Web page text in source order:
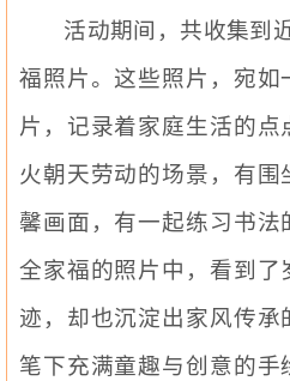
活动期间，共收集到
福照片。这些照片，宛如
片，记录着家庭生活的点
火朝天劳动的场景，有围
馨画面，有一起练习书法
全家福的照片中，看到了
迹，却也沉淀出家风传承
笔下充满童趣与创意的手